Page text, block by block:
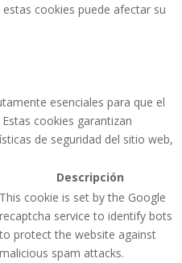
cookies puede afectar su
esenciales para que el
cookies garantizan
de seguridad del sitio web,
Descripción
This cookie is set by the Google
recaptcha service to identify bots
to protect the website against
malicious spam attacks.